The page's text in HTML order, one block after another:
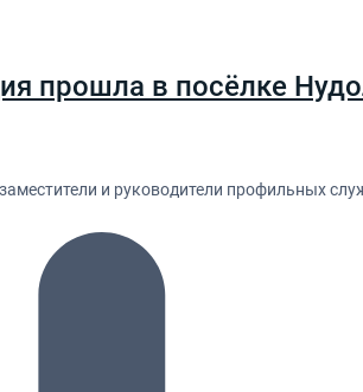
прошла в посёлке
и руководители профильных